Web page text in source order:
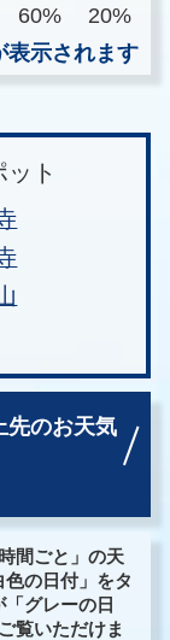
60%
20%
表示されます
ト
先のお天気
間ごと」の天
の日付」をタ
グレーの日
覧いただけま